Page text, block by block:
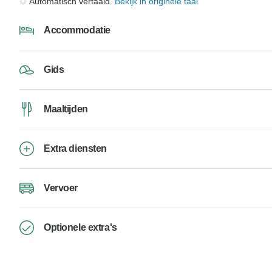
Accommodatie
Gids
Maaltijden
Extra diensten
Vervoer
Optionele extra's